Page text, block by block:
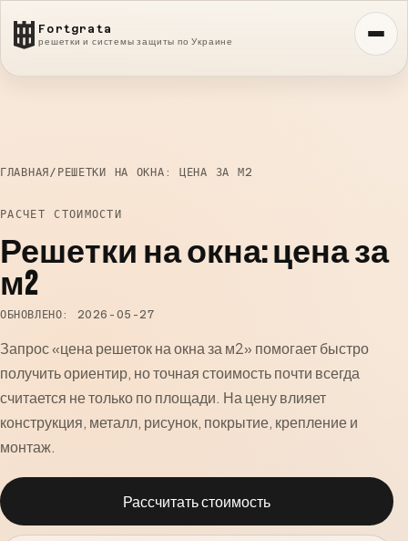
Fortgrata
решетки и системы защиты по Украине
ГЛАВНАЯ / РЕШЕТКИ НА ОКНА: ЦЕНА ЗА М2
РАСЧЕТ СТОИМОСТИ
Решетки на окна: цена за
м2
ОБНОВЛЕНО: 2026-05-27
Запрос «цена решеток на окна за м2» помогает быстро
получить ориентир, но точная стоимость почти всегда
считается не только по площади. На цену влияет
конструкция, металл, рисунок, покрытие, крепление и
монтаж.
Рассчитать стоимость